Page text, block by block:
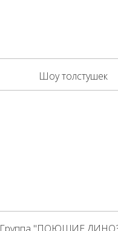
Шоу толстушек